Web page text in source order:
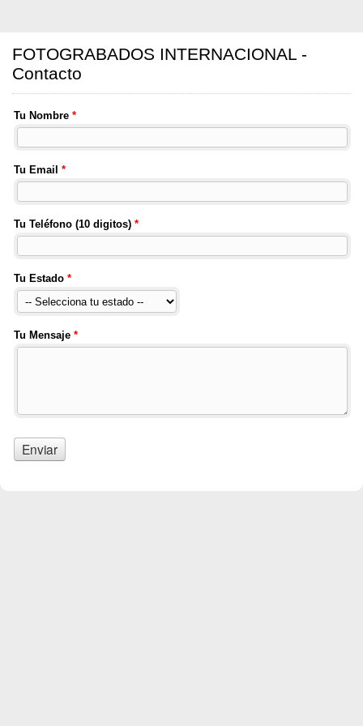
FOTOGRABADOS INTERNACIONAL -
Contacto
Tu Nombre *
Tu Email *
Tu Teléfono (10 digitos) *
Tu Estado *
Tu Mensaje *